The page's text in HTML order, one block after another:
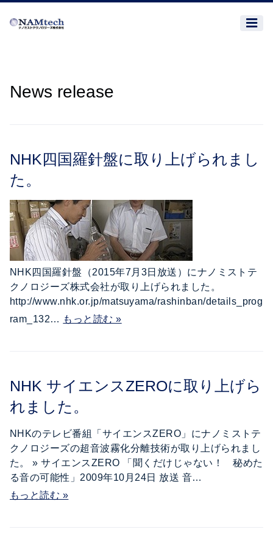
News release
NHK四国羅針盤に取り上げられまし
た。
NHK四国羅針盤（2015年7月3日放送）にナノミストテ
クノロジーズ株式会社が取り上げられました。
http://www.nhk.or.jp/matsuyama/rashinban/details_prog
ram_132… もっと読む »
NHK サイエンスZEROに取り上げら
れました。
NHKのテレビ番組「サイエンスZERO」にナノミストテ
クノロジーズの超音波霧化分離技術が取り上げられまし
た。 » サイエンスZERO 「聞くだけじゃない！ 秘めた
る音の可能性」2009年10月24日 放送 音…
もっと読む »